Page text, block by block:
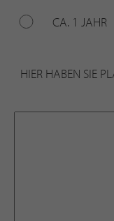
CA. 1 JAHR
HIER HABEN SIE